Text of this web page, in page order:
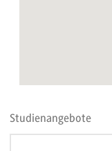
Studienangebote